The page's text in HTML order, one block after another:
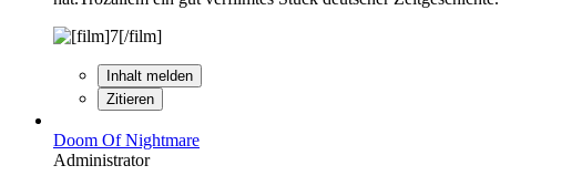
Inhalt melden
Zitieren
Doom Of Nightmare
Administrator